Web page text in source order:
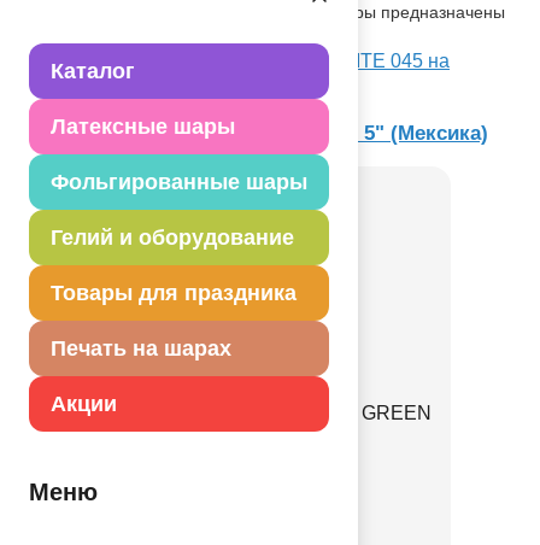
Каталог
Латексные шары
Фольгированные шары
Гелий и оборудование
Товары для праздника
Печать на шарах
Акции
Меню
выраженный блик. Такие воздушные шары предназначены
Посмотреть М 5"/13см Декоратор WHITE 045 на
Портале оптовых закупок
Товар из разделаLatex Occidental 5" (Мексика)
М 5"/13см Металлик APPLE GREEN